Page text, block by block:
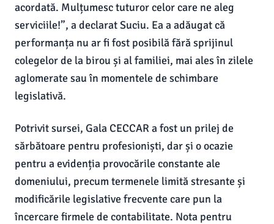
acordată. Mulțumesc tuturor celor care ne aleg
serviciile!”, a declarat Suciu. Ea a adăugat că
performanța nu ar fi fost posibilă fără sprijinul
colegelor de la birou și al familiei, mai ales în zilele
aglomerate sau în momentele de schimbare
legislativă.
Potrivit sursei, Gala CECCAR a fost un prilej de
sărbătoare pentru profesioniști, dar și o ocazie
pentru a evidenția provocările constante ale
domeniului, precum termenele limită stresante și
modificările legislative frecvente care pun la
încercare firmele de contabilitate. Nota pentru